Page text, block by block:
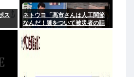
ス
ネトウヨ「高市さんは人工関節
なんだ！膝をついて被災者の話
聞くとか拷問だろ！」⇒高市の
膝に人工関節の手術痕が見当た
らない